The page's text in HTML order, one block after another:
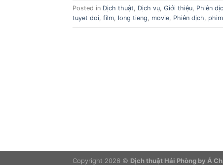
Posted in Dịch thuật, Dịch vụ, Giới thiệu, Phiên
tuyet doi, film, long tieng, movie, Phiên dịch, phim
Copyright 2026 © Dịch thuật Hải Phòng by Á